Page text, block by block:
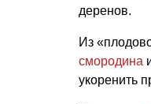
деренов.
Из
смородина
укоренить